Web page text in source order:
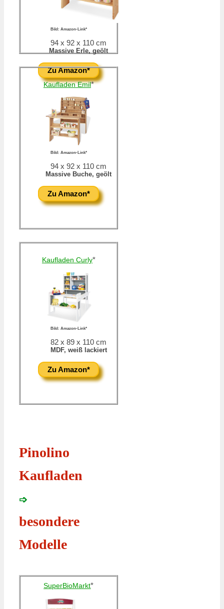
Bild: Amazon-Link*
94 x 92 x 110 cm
Massive Erle, geölt
Zu Amazon*
Kaufladen Emil*
Bild: Amazon-Link*
94 x 92 x 110 cm
Massive Buche, geölt
Zu Amazon*
Kaufladen Curly*
Bild: Amazon-Link*
82 x 89 x 110 cm
MDF, weiß lackiert
Zu Amazon*
Pinolino
Kaufladen
➩
besondere
Modelle
SuperBioMarkt*